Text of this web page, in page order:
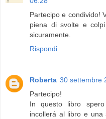
Partecipo e condivido!
piena di svolte e
sicuramente.
Rispondi
Roberta 30 settembre
Partecipo!
In questo libro
incollerá al libro e